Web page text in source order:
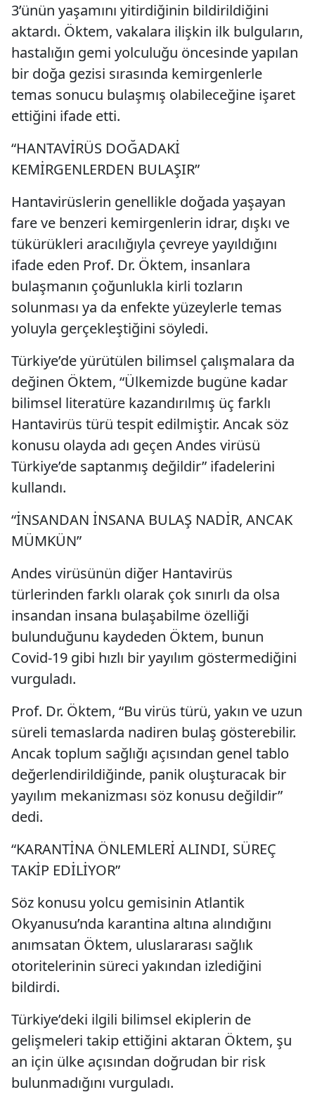
3’ünün yaşamını yitirdiğinin bildirildiğini
aktardı. Öktem, vakalara ilişkin ilk bulguların,
hastalığın gemi yolculuğu öncesinde yapılan
bir doğa gezisi sırasında kemirgenlerle
temas sonucu bulaşmış olabileceğine işaret
ettiğini ifade etti.
“HANTAVİRÜS DOĞADAKİ
KEMİRGENLERDEN BULAŞIR”
Hantavirüslerin genellikle doğada yaşayan
fare ve benzeri kemirgenlerin idrar, dışkı ve
tükürükleri aracılığıyla çevreye yayıldığını
ifade eden Prof. Dr. Öktem, insanlara
bulaşmanın çoğunlukla kirli tozların
solunması ya da enfekte yüzeylerle temas
yoluyla gerçekleştiğini söyledi.
Türkiye’de yürütülen bilimsel çalışmalara da
değinen Öktem, “Ülkemizde bugüne kadar
bilimsel literatüre kazandırılmış üç farklı
Hantavirüs türü tespit edilmiştir. Ancak söz
konusu olayda adı geçen Andes virüsü
Türkiye’de saptanmış değildir” ifadelerini
kullandı.
“İNSANDAN İNSANA BULAŞ NADİR, ANCAK
MÜMKÜN”
Andes virüsünün diğer Hantavirüs
türlerinden farklı olarak çok sınırlı da olsa
insandan insana bulaşabilme özelliği
bulunduğunu kaydeden Öktem, bunun
Covid-19 gibi hızlı bir yayılım göstermediğini
vurguladı.
Prof. Dr. Öktem, “Bu virüs türü, yakın ve uzun
süreli temaslarda nadiren bulaş gösterebilir.
Ancak toplum sağlığı açısından genel tablo
değerlendirildiğinde, panik oluşturacak bir
yayılım mekanizması söz konusu değildir”
dedi.
“KARANTİNA ÖNLEMLERİ ALINDI, SÜREÇ
TAKİP EDİLİYOR”
Söz konusu yolcu gemisinin Atlantik
Okyanusu’nda karantina altına alındığını
anımsatan Öktem, uluslararası sağlık
otoritelerinin süreci yakından izlediğini
bildirdi.
Türkiye’deki ilgili bilimsel ekiplerin de
gelişmeleri takip ettiğini aktaran Öktem, şu
an için ülke açısından doğrudan bir risk
bulunmadığını vurguladı.